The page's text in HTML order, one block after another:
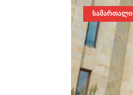
ᲡᲐᲛᲐᲠᲗᲐᲚᲘ